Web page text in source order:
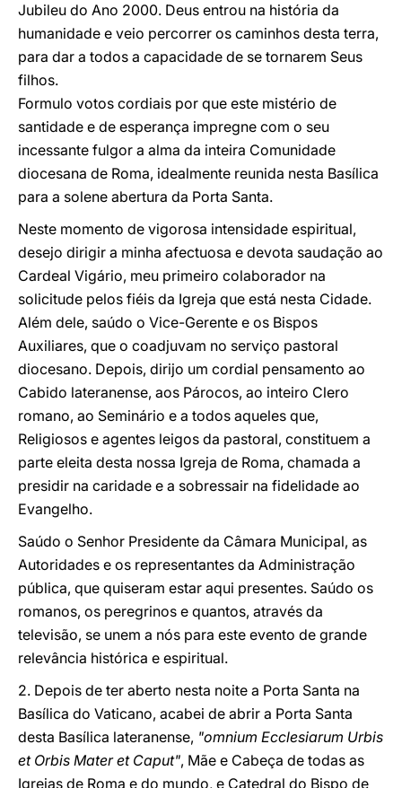
Jubileu do Ano 2000. Deus entrou na história da
humanidade e veio percorrer os caminhos desta terra,
para dar a todos a capacidade de se tornarem Seus
filhos.
Formulo votos cordiais por que este mistério de
santidade e de esperança impregne com o seu
incessante fulgor a alma da inteira Comunidade
diocesana de Roma, idealmente reunida nesta Basílica
para a solene abertura da Porta Santa.
Neste momento de vigorosa intensidade espiritual,
desejo dirigir a minha afectuosa e devota saudação ao
Cardeal Vigário, meu primeiro colaborador na
solicitude pelos fiéis da Igreja que está nesta Cidade.
Além dele, saúdo o Vice-Gerente e os Bispos
Auxiliares, que o coadjuvam no serviço pastoral
diocesano. Depois, dirijo um cordial pensamento ao
Cabido lateranense, aos Párocos, ao inteiro Clero
romano, ao Seminário e a todos aqueles que,
Religiosos e agentes leigos da pastoral, constituem a
parte eleita desta nossa Igreja de Roma, chamada a
presidir na caridade e a sobressair na fidelidade ao
Evangelho.
Saúdo o Senhor Presidente da Câmara Municipal, as
Autoridades e os representantes da Administração
pública, que quiseram estar aqui presentes. Saúdo os
romanos, os peregrinos e quantos, através da
televisão, se unem a nós para este evento de grande
relevância histórica e espiritual.
2. Depois de ter aberto nesta noite a Porta Santa na
Basílica do Vaticano, acabei de abrir a Porta Santa
desta Basílica lateranense, "omnium Ecclesiarum Urbis
et Orbis Mater et Caput", Mãe e Cabeça de todas as
Igrejas de Roma e do mundo, e Catedral do Bispo de